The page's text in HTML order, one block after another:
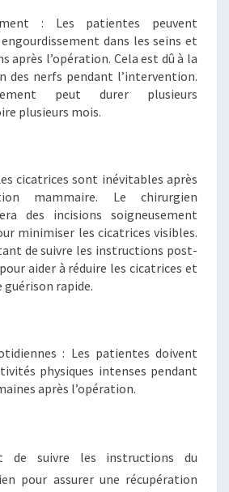
: Les patientes peuvent
dans les seins et
après l’opération. Cela est dû à la
des nerfs pendant l’intervention.
peut durer plusieurs
plusieurs mois.
cicatrices sont inévitables après
mammaire. Le chirurgien
des incisions soigneusement
minimiser les cicatrices visibles.
de suivre les instructions post-
aider à réduire les cicatrices et
guérison rapide.
: Les patientes doivent
physiques intenses pendant
après l’opération.
suivre les instructions du
pour assurer une récupération